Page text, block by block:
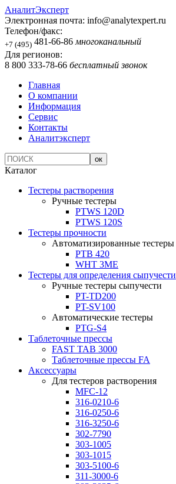
АналитЭксперт
Электронная почта: info@analytexpert.ru
Телефон/факс:
+7 (495) 481-66-86 многоканальный
Для регионов:
8 800 333-78-66 бесплатный звонок
Главная
О компании
Информация
Сервис
Контакты
Аналитэксперт
Каталог
Тестеры растворения
Ручные тестеры
PTWS 120D
PTWS 120S
Тестеры прочности
Автоматизированные тестеры
PTB 420
WHT 3ME
Тестеры для определения сыпучести
Ручные тестеры сыпучести
PT-TD200
PT-SV100
Автоматические тестеры
PTG-S4
Таблеточные прессы
FAST TAB 3000
Таблеточные прессы FA
Аксессуары
Для тестеров растворения
MFC-12
316-0210-6
316-0250-6
316-3250-6
302-7790
303-1005
303-1015
303-5100-6
311-3000-6